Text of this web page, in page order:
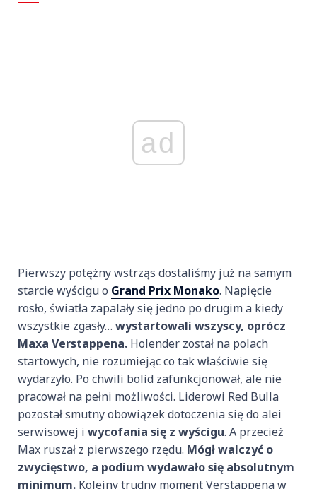
ad
Pierwszy potężny wstrząs dostaliśmy już na samym
starcie wyścigu o Grand Prix Monako. Napięcie
rosło, światła zapalały się jedno po drugim a kiedy
wszystkie zgasły… wystartowali wszyscy, oprócz
Maxa Verstappena. Holender został na polach
startowych, nie rozumiejąc co tak właściwie się
wydarzyło. Po chwili bolid zafunkcjonował, ale nie
pracował na pełni możliwości. Liderowi Red Bulla
pozostał smutny obowiązek dotoczenia się do alei
serwisowej i wycofania się z wyścigu. A przecież
Max ruszał z pierwszego rzędu. Mógł walczyć o
zwycięstwo, a podium wydawało się absolutnym
minimum. Kolejny trudny moment Verstappena w